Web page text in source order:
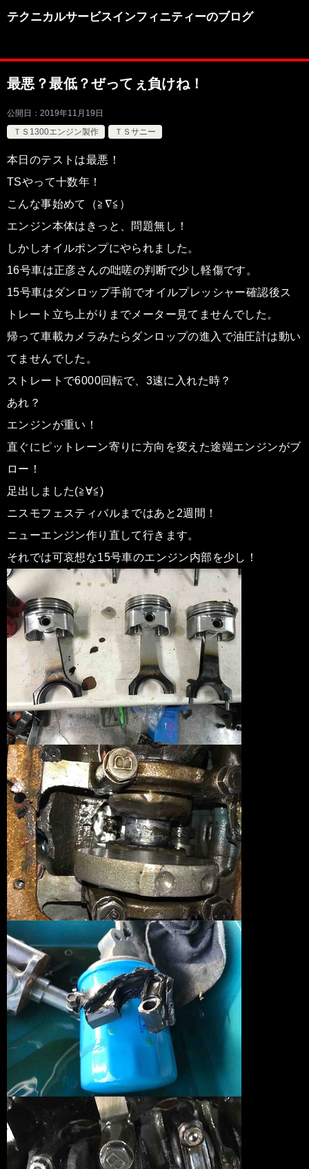
テクニカルサービスインフィニティーのブログ
最悪？最低？ぜってぇ負けね！
公開日： 2019年11月19日
ＴＳ1300エンジン製作
ＴＳサニー
本日のテストは最悪！
TSやって十数年！
こんな事始めて（≧∇≦）
エンジン本体はきっと、問題無し！
しかしオイルポンプにやられました。
16号車は正彦さんの咄嗟の判断で少し軽傷です。
15号車はダンロップ手前でオイルプレッシャー確認後ス
トレート立ち上がりまでメーター見てませんでした。
帰って車載カメラみたらダンロップの進入で油圧計は動い
てませんでした。
ストレートで6000回転で、3速に入れた時？
あれ？
エンジンが重い！
直ぐにピットレーン寄りに方向を変えた途端エンジンがブ
ロー！
足出しました(≧∀≦)
ニスモフェスティバルまではあと2週間！
ニューエンジン作り直して行きます。
それでは可哀想な15号車のエンジン内部を少し！